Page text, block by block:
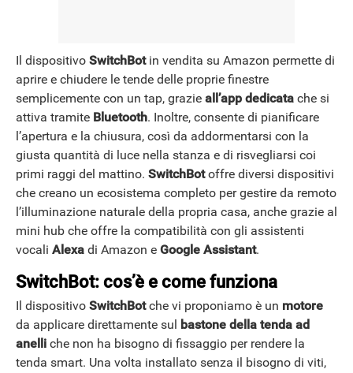
Il dispositivo SwitchBotin vendita su Amazon permette di
aprire e chiudere le tende delle proprie finestre
semplicemente con un tap, grazie all’app dedicata che si
attiva tramite Bluetooth. Inoltre, consente di pianificare
l’apertura e la chiusura, così da addormentarsi con la
giusta quantità di luce nella stanza e di risvegliarsi coi
primi raggi del mattino. SwitchBotoffre diversi dispositivi
che creano un ecosistema completo per gestire da remoto
l’illuminazione naturale della propria casa, anche grazie al
mini hub che offre la compatibilità con gli assistenti
vocali Alexa di Amazon e Google Assistant.
SwitchBot: cos’è e come funziona
Il dispositivo SwitchBotche vi proponiamo è un motore
da applicare direttamente sul
bastone della tenda ad
anelli che non ha bisogno di fissaggio per rendere la
tenda smart. Una volta installato senza il bisogno di viti,